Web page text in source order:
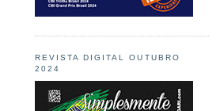
REVISTA DIGITAL OUTUBRO
2024